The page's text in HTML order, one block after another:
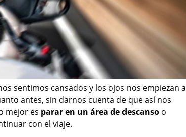
sentimos cansados y los ojos nos empiezan a
antes, sin darnos cuenta de que así nos
mejor es parar en un área de descanso o
con el viaje.